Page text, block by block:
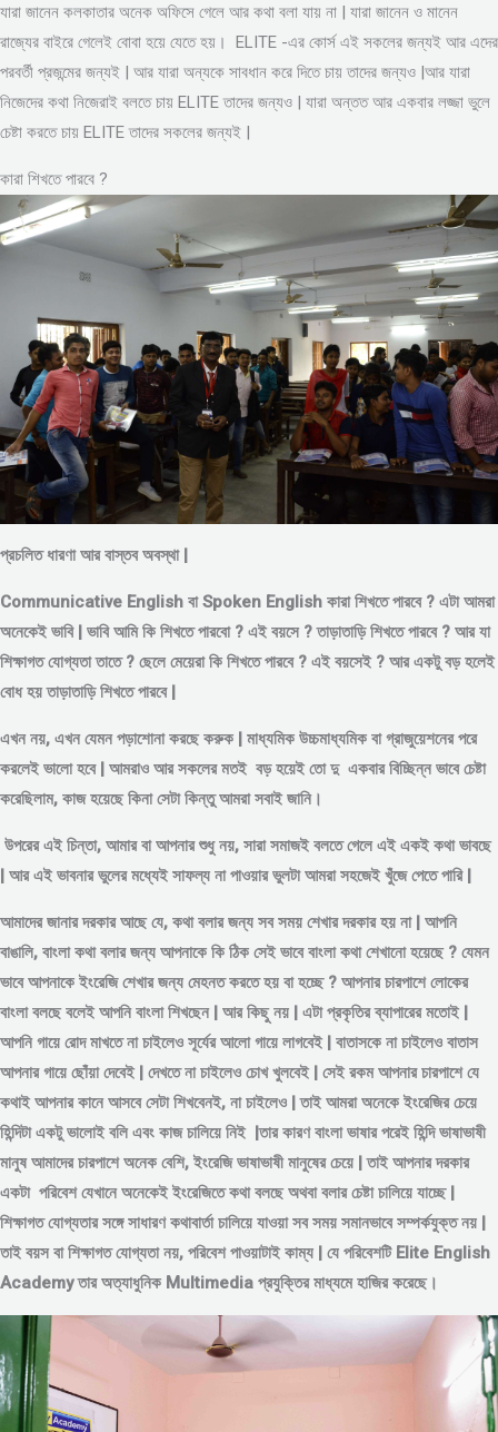
যারা জানেন কলকাতার অনেক অফিসে গেলে আর কথা বলা যায় না | যারা জানেন ও মানেন
রাজ্যের বাইরে গেলেই বোবা হয়ে যেতে হয়। ELITE -এর কোর্স এই সকলের জন্যই আর এদের
পরবর্তী প্রজন্মের জন্যই | আর যারা অন্যকে সাবধান করে দিতে চায় তাদের জন্যও |আর যারা
নিজেদের কথা নিজেরাই বলতে চায় ELITE তাদের জন্যও | যারা অন্তত আর একবার লজ্জা ভুলে
চেষ্টা করতে চায় ELITE তাদের সকলের জন্যই |
কারা শিখতে পারবে ?
প্রচলিত ধারণা আর বাস্তব অবস্থা |
Communicative English বা Spoken English কারা শিখতে পারবে ? এটা আমরা
অনেকেই ভাবি | ভাবি আমি কি শিখতে পারবো ? এই বয়সে ?তাড়াতাড়ি শিখতে পারবে ? আর যা
শিক্ষাগত যোগ্যতা তাতে ? ছেলে মেয়েরা কি শিখতে পারবে ? এই বয়সেই ? আর একটু বড় হলেই
বোধ হয় তাড়াতাড়ি শিখতে পারবে |
এখন নয়, এখন যেমন পড়াশোনা করছে করুক | মাধ্যমিক উচ্চমাধ্যমিক বা গ্রাজুয়েশনের পরে
করলেই ভালো হবে | আমরাও আর সকলের মতই বড় হয়েই তো দু একবার বিচ্ছিন্নভাবেচেষ্টা
করেছিলাম, কাজ হয়েছে কিনা সেটা কিন্তু আমরা সবাই জানি।
উপরের এই চিন্তা, আমার বা আপনার শুধু নয়, সারা সমাজই বলতে গেলে এই একই কথা ভাবছে
| আর এই ভাবনার ভুলের মধ্যেই সাফল্য না পাওয়ার ভুলটা আমরা সহজেই খুঁজে পেতে পারি |
আমাদের জানার দরকার আছে যে, কথা বলার জন্য সব সময় শেখার দরকার হয় না | আপনি
বাঙালি, বাংলা কথা বলার জন্য আপনাকে কি ঠিক সেই ভাবে বাংলা কথা শেখানো হয়েছে ? যেমন
ভাবে আপনাকে ইংরেজি শেখার জন্য মেহনত করতে হয় বা হচ্ছে ? আপনার চারপাশে লোকের
বাংলা বলছে বলেই আপনি বাংলা শিখছেন | আর কিছু নয় | এটা প্রকৃতির ব্যাপারের মতোই |
আপনি গায়ে রোদ মাখতে না চাইলেও সূর্যের আলো গায়ে লাগবেই | বাতাসকে না চাইলেও বাতাস
আপনার গায়ে ছোঁয়া দেবেই | দেখতে না চাইলেও চোখ খুলবেই | সেই রকম আপনার চারপাশে যে
কথাই আপনার কানে আসবে সেটা শিখবেনই, না চাইলেও | তাই আমরা অনেকে ইংরেজির চেয়ে
হিন্দিটা একটু ভালোই বলি এবং কাজ চালিয়ে নিই |তার কারণ বাংলা ভাষার পরেই হিন্দি ভাষাভাষী
মানুষ আমাদের চারপাশে অনেক বেশি, ইংরেজি ভাষাভাষী মানুষের চেয়ে | তাই আপনার দরকার
একটা পরিবেশ যেখানে অনেকেই ইংরেজিতে কথা বলছে অথবা বলার চেষ্টা চালিয়ে যাচ্ছে |
শিক্ষাগত যোগ্যতার সঙ্গে সাধারণ কথাবার্তা চালিয়ে যাওয়া সব সময় সমানভাবে সম্পর্কযুক্ত নয় |
তাই বয়স বা শিক্ষাগত যোগ্যতা নয়, পরিবেশ পাওয়াটাই কাম্য | যে পরিবেশটি Elite English
Academy তার অত্যাধুনিক Multimedia প্রযুক্তির মাধ্যমে হাজির করেছে।